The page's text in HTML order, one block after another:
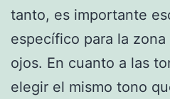
tanto, es importante
específico para la
ojos. En cuanto a las
elegir el mismo tono